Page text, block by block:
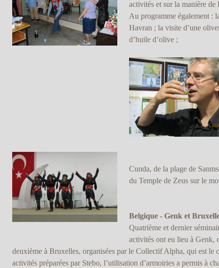
activités et sur la manière de
Au programme également :
Havran ; la visite d’une
d’huile d’olive ;
Cunda, de la plage de
du Temple de Zeus sur le
Belgique - Genk et
Quatrième et dernier
activités ont eu lieu à Genk,
deuxième à Bruxelles, organisées par le Collectif Alpha, qui est le
activités préparées par Stebo, l’utilisation d’armoiries a permis à